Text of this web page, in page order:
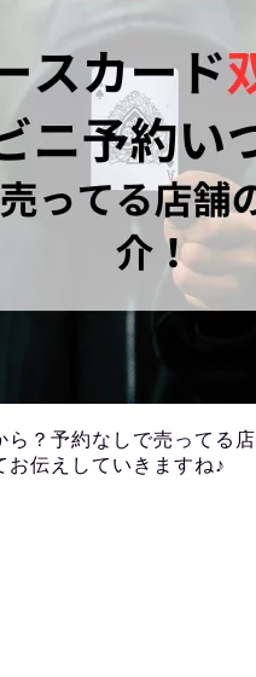
ら？予約なしで売ってる店
お伝えしていきますね♪